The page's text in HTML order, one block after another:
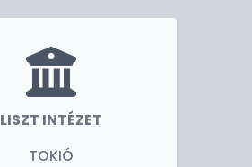
LISZT INTÉZET
TOKIÓ